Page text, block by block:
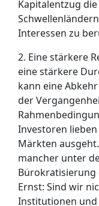
Kapitalentzug
Interessen zu
2. Eine stärkere
eine stärkere
kann eine
der
Investoren
Märkten
mancher unter
Bürokratisierung
Ernst: Sind wir
Institutionen und